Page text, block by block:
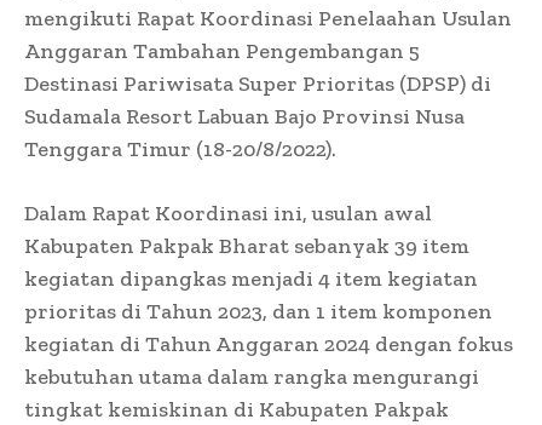
mengikuti Rapat Koordinasi Penelaahan Usulan
Anggaran Tambahan Pengembangan 5
Destinasi Pariwisata Super Prioritas (DPSP) di
Sudamala Resort Labuan Bajo Provinsi Nusa
Tenggara Timur (18-20/8/2022).
Dalam Rapat Koordinasi ini, usulan awal
Kabupaten Pakpak Bharat sebanyak 39 item
kegiatan dipangkas menjadi 4 item kegiatan
prioritas di Tahun 2023, dan 1 item komponen
kegiatan di Tahun Anggaran 2024 dengan fokus
kebutuhan utama dalam rangka mengurangi
tingkat kemiskinan di Kabupaten Pakpak